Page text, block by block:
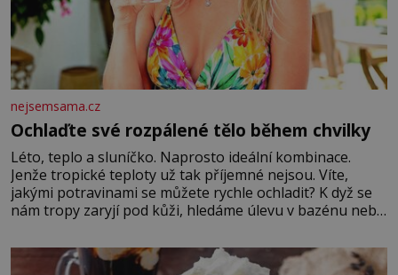
nejsemsama.cz
Ochlaďte své rozpálené tělo během chvilky
Léto, teplo a sluníčko. Naprosto ideální kombinace.
Jenže tropické teploty už tak příjemné nejsou. Víte,
jakými potravinami se můžete rychle ochladit? K dyž se
nám tropy zaryjí pod kůži, hledáme úlevu v bazénu nebo
blízkosti. Nemusíte však zoufat. Pokud budete mít
promyšlený jídelníček, žadné pařáky si na vás